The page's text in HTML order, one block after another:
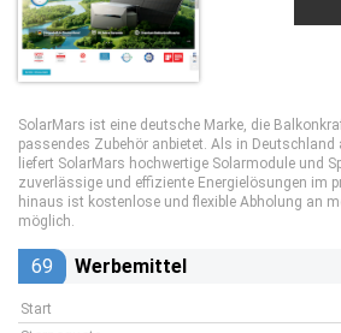
SolarMars ist eine deutsche Marke, die
passendes Zubehör anbietet. Als in
liefert SolarMars hochwertige Solarmodule und
zuverlässige und effiziente Energielösungen im
hinaus ist kostenlose und flexible Abholung an
möglich.
69 Werbemittel
Start